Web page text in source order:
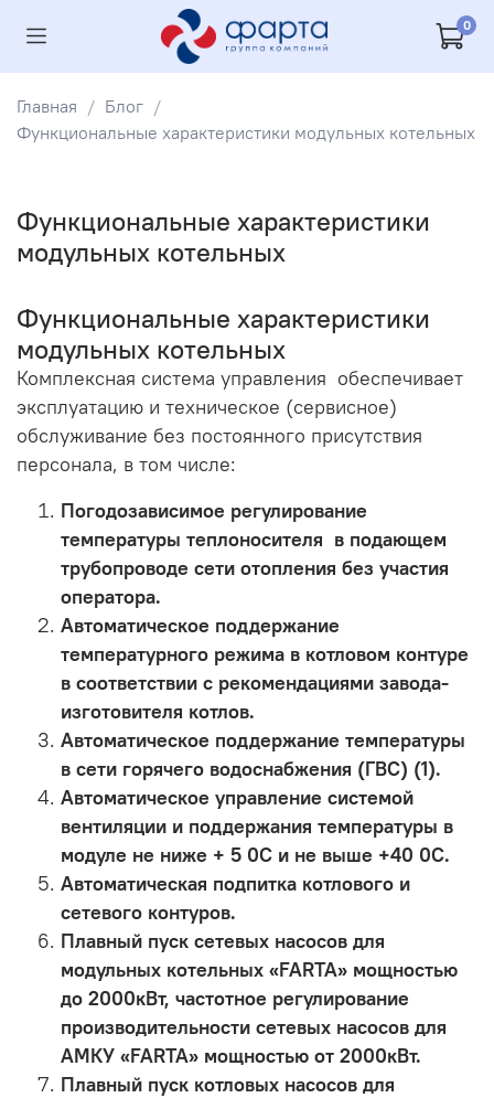
0
Главная
Блог
Функциональные характеристики модульных котельных
Функциональные характеристики
модульных котельных
Функциональные характеристики
модульных котельных
Комплексная система управления обеспечивает
эксплуатацию и техническое (сервисное)
обслуживание без постоянного присутствия
персонала, в том числе:
Погодозависимое регулирование
температуры теплоносителя в подающем
трубопроводе сети отопления без участия
оператора.
Автоматическое поддержание
температурного режима в котловом контуре
в соответствии с рекомендациями завода-
изготовителя котлов.
Автоматическое поддержание температуры
в сети горячего водоснабжения (ГВС) (1).
Автоматическое управление системой
вентиляции и поддержания температуры в
модуле не ниже + 5 0С и не выше +40 0С.
Автоматическая подпитка котлового и
сетевого контуров.
Плавный пуск сетевых насосов для
модульных котельных «FARTA» мощностью
до 2000кВт, частотное регулирование
производительности сетевых насосов для
АМКУ «FARTA» мощностью от 2000кВт.
Плавный пуск котловых насосов для